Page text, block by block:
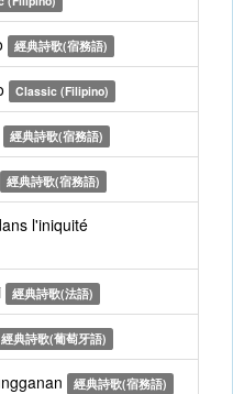
經典詩歌(宿務語)
Classic (Filipino)
經典詩歌(宿務語)
經典詩歌(宿務語)
l'iniquité
經典詩歌(法語)
經典詩歌(葡萄牙語)
經典詩歌(宿務語)